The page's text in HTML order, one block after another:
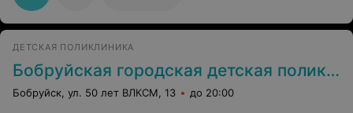
ДЕТСКАЯ ПОЛИКЛИНИКА
Бобруйская городская детская поликлиника № 4 (филиал УЗ БГДБ)
Бобруйск, ул. 50 лет ВЛКСМ, 13 до 20:00